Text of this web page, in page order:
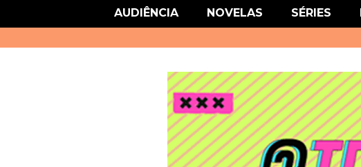
link href='http://fonts.googleapis.com/css?family=Roboto' rel='stylesheet' type='text/
AUDIÊNCIA NOVELAS SÉRIES